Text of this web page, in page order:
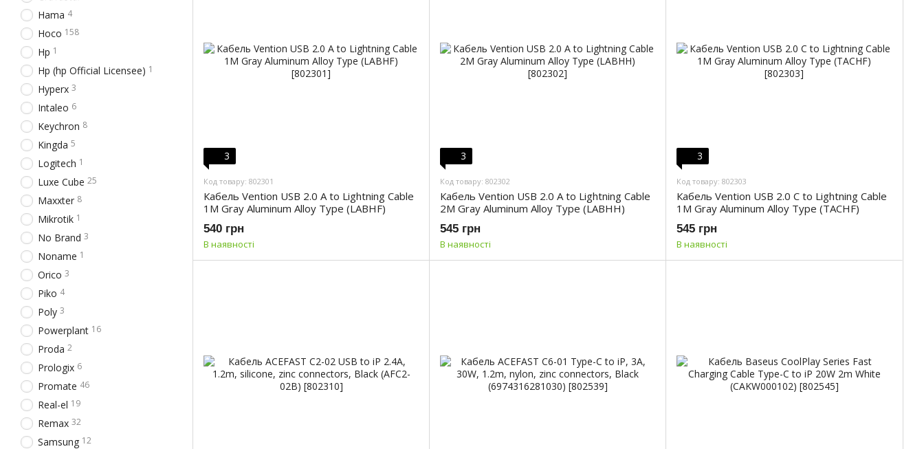
3
Код товару: 802301
Кабель Vention USB 2.0 A to Lightning Cable
1M Gray Aluminum Alloy Type (LABHF)
540 грн
В наявності
3
Код товару: 802302
Кабель Vention USB 2.0 A to Lightning Cable
2M Gray Aluminum Alloy Type (LABHH)
545 грн
В наявності
3
Код товару: 802303
Кабель Vention USB 2.0 C to Lightning Cable
1M Gray Aluminum Alloy Type (TACHF)
545 грн
В наявності
Hama 4
Hoco 158
Hp 1
Hp (hp Official Licensee) 1
Hyperx 3
Intaleo 6
Keychron 8
Kingda 5
Logitech 1
Luxe Cube 25
Maxxter 8
Mikrotik 1
No Brand 3
Noname 1
Orico 3
Piko 4
Poly 3
Powerplant 16
Proda 2
Prologix 6
Promate 46
Real-el 19
Remax 32
Samsung 12